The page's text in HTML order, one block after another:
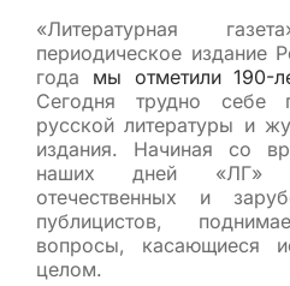
«Литературная
периодическое издание
года мы отметили 190-
Сегодня трудно себе
русской литературы и
издания. Начиная со
наших дней «ЛГ»
отечественных и
публицистов,
вопросы, касающиеся
целом.